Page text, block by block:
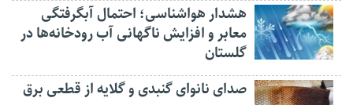
هشدار هواشناسی؛ احتمال آبگرفتگی
معابر و افزایش ناگهانی آب رودخانه‌ها در
گلستان
صدای نانوای گنبدی و گلایه از قطعی برق